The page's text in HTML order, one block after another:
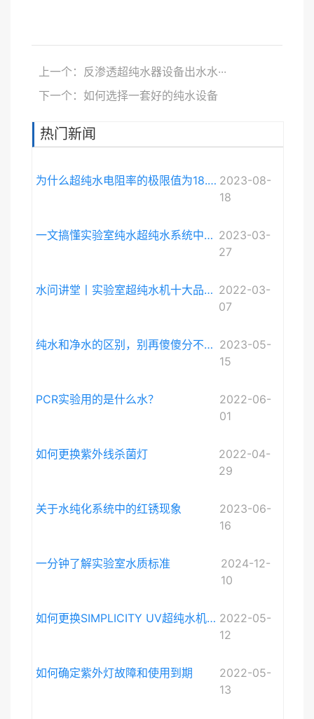
上一个：反渗透超纯水器设备出水水···
下一个：如何选择一套好的纯水设备
热门新闻
为什么超纯水电阻率的极限值为18.248MΩ·cm而不是无限大？ 2023-08-
18
一文搞懂实验室纯水超纯水系统中电导率与电阻率的关系 2023-03-
27
水问讲堂丨实验室超纯水机十大品牌排序和详细介绍 2022-03-
07
纯水和净水的区别，别再傻傻分不清啦。 2023-05-
15
PCR实验用的是什么水？
2022-06-
01
如何更换紫外线杀菌灯
2022-04-
29
关于水纯化系统中的红锈现象
2023-06-
16
一分钟了解实验室水质标准
2024-12-
10
如何更换SIMPLICITY UV超纯水机紫外灯 2022-05-
12
如何确定紫外灯故障和使用到期
2022-05-
13